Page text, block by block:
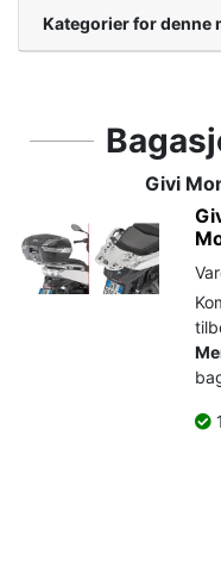
Kategorier for denne
Givi